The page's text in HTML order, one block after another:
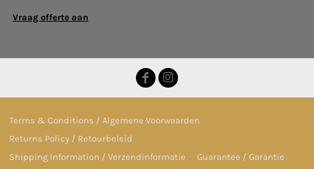
Vraag offerte aan
Terms & Conditions / Algemene Voorwaarden
Returns Policy / Retourbeleid
Shipping Information / Verzendinformatie
Guarantee / Garantie